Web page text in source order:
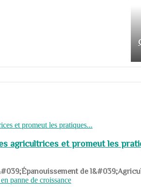
agricultrices et promeut les
de